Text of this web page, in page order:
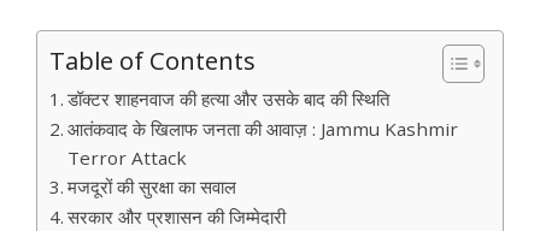
Table of Contents
डॉक्टर शाहनवाज की हत्या और उसके बाद की स्थिति
आतंकवाद के खिलाफ जनता की आवाज़ : Jammu Kashmir
Terror Attack
मजदूरों की सुरक्षा का सवाल
सरकार और प्रशासन की जिम्मेदारी